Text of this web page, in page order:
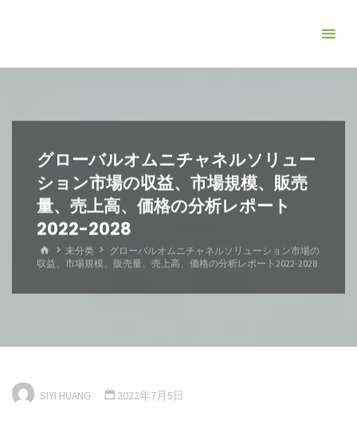
グローバルオムニチャネルソリュー
ション市場の収益、市場規模、販売
量、売上高、価格の分析レポート
2022-2028
ホ
ー
未分类
グローバルオムニチャネルソリューション市場の
収益、市場規模、販売量、売上高、価格の分析レポート2022-2028
SIYI HUANG 2022年7月5日